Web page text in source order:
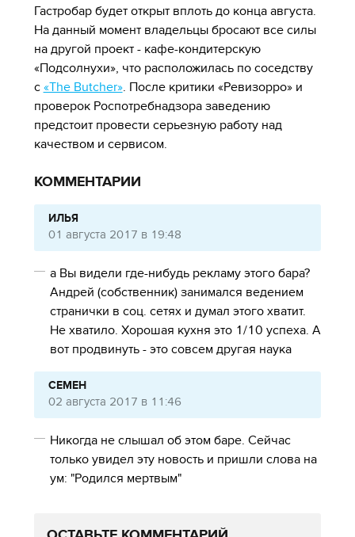
Гастробар будет открыт вплоть до конца августа.
На данный момент владельцы бросают все силы
на другой проект - кафе-кондитерскую
«Подсолнухи», что расположилась по соседству
с «The Butcher». После критики «Ревизорро» и
проверок Роспотребнадзора заведению
предстоит провести серьезную работу над
качеством и сервисом.
КОММЕНТАРИИ
ИЛЬЯ
01 августа 2017 в 19:48
а Вы видели где-нибудь рекламу этого бара?
Андрей (собственник) занимался ведением
странички в соц. сетях и думал этого хватит.
Не хватило. Хорошая кухня это 1/10 успеха. А
вот продвинуть - это совсем другая наука
СЕМЕН
02 августа 2017 в 11:46
Никогда не слышал об этом баре. Сейчас
только увидел эту новость и пришли слова на
ум: "Родился мертвым"